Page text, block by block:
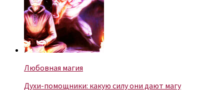
Любовная магия
Духи-помощники: какую силу они дают магу